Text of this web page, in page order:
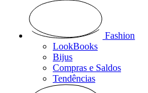
Fashion
LookBooks
Bijus
Compras e Saldos
Tendências